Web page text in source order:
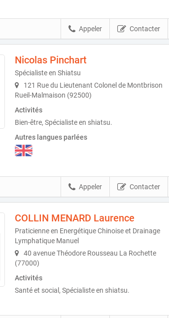
Contacter
Appeler
Nicolas Pinchart
Spécialiste en Shiatsu
121 Rue du Lieutenant Colonel de Montbrison
Rueil-Malmaison (92500)
Activités
Bien-être, Spécialiste en shiatsu.
Autres langues parlées
Contacter
Appeler
COLLIN MENARD Laurence
Praticienne en Energétique Chinoise et Drainage
Lymphatique Manuel
40 avenue Théodore Rousseau La Rochette
(77000)
Activités
Santé et social, Spécialiste en shiatsu.